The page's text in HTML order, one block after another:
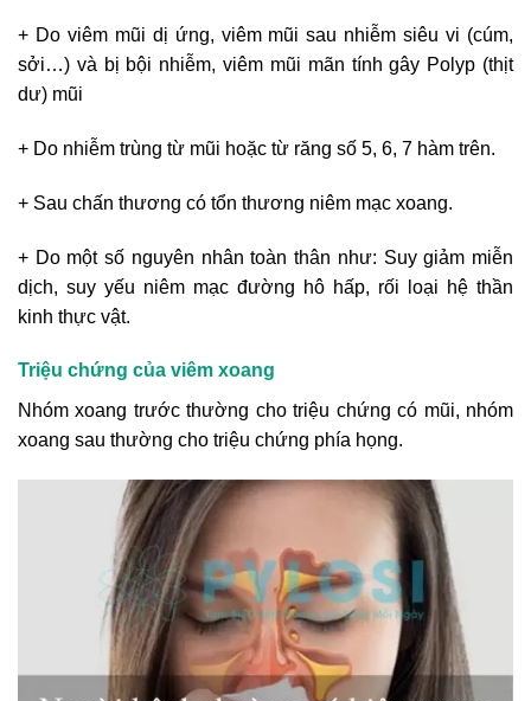
+ Do viêm mũi dị ứng, viêm mũi sau nhiễm siêu vi (cúm,
sởi…) và bị bội nhiễm, viêm mũi mãn tính gây Polyp (thịt
dư) mũi
+ Do nhiễm trùng từ mũi hoặc từ răng số 5, 6, 7 hàm trên.
+ Sau chấn thương có tổn thương niêm mạc xoang.
+ Do một số nguyên nhân toàn thân như: Suy giảm miễn
dịch, suy yếu niêm mạc đường hô hấp, rối loại hệ thần
kinh thực vật.
Triệu chứng của viêm xoang
Nhóm xoang trước thường cho triệu chứng có mũi, nhóm
xoang sau thường cho triệu chứng phía họng.